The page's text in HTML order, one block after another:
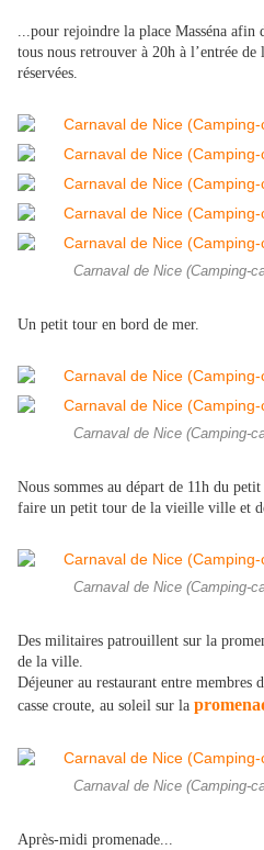
...pour rejoindre la place Masséna afin
tous nous retrouver à 20h à l’entrée
réservées.
Carnaval de Nice (Camping-
Un petit tour en bord de mer.
Carnaval de Nice (Camping-
Nous sommes au départ de 11h du
faire un petit tour de la vieille ville et
Carnaval de Nice (Camping-
Des militaires patrouillent sur la
de la ville.
Déjeuner au restaurant entre membres
casse croute, au soleil sur la
Carnaval de Nice (Camping-
Après-midi promenade...